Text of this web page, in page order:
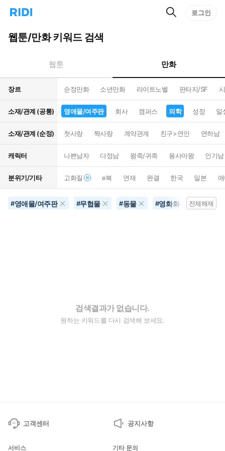
리
홈
으
턴
트
검
로그인
웹툰/만화 키워드 검색
웹툰 만화
장르 순정만화 소년만화 라이트노벨 판타지/SF
소재/관계 (공통) 영애물/여주판 회사 캠퍼스 의학 성장 일
소재/관계 (순정) 첫사랑 짝사랑 계약관계 친구>연인 연하남
캐릭터 나쁜남자 다정남 왕족/귀족 용사마왕 인기남
분위기/기타 고화질 e북 연재 완결 한국 일본
#영애물/여주판 #무협물 #동물 #영화화 #의학
전체해제
검색결과가 없습니다.
원하는 키워드를 다시 검색해 보세요.
고객센터 공지사항
서비스 기타 문의